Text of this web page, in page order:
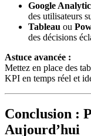
Google
des utilisateurs
Tableau ou
des décisions
Astuce avancée :
Mettez en place des
KPI en temps réel et
Conclusion :
Aujourd’hui